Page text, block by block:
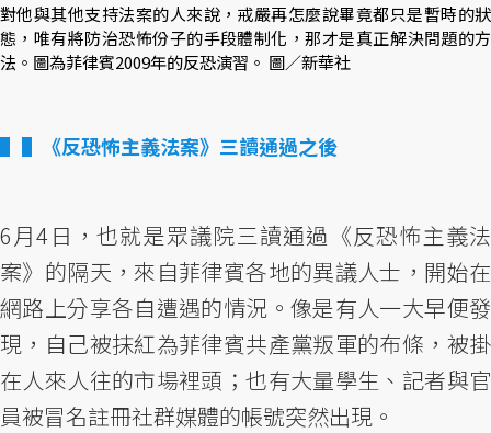
對他與其他支持法案的人來說，戒嚴再怎麼說畢竟都只是暫時的狀
態，唯有將防治恐怖份子的手段體制化，那才是真正解決問題的方
法。圖為菲律賓2009年的反恐演習。 圖／新華社
▌《反恐怖主義法案》三讀通過之後
6月4日，也就是眾議院三讀通過《反恐怖主義法
案》的隔天，來自菲律賓各地的異議人士，開始在
網路上分享各自遭遇的情況。像是有人一大早便發
現，自己被抹紅為菲律賓共產黨叛軍的布條，被掛
在人來人往的市場裡頭；也有大量學生、記者與官
員被冒名註冊社群媒體的帳號突然出現。